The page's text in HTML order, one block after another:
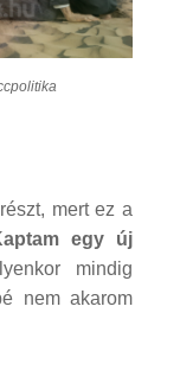
mert ez a
egy új
mindig
nem akarom